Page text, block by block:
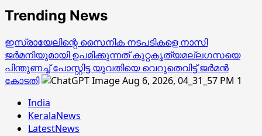
Trending News
ഇസ്രായേലിന്റെ സൈനിക നടപടികളെ നാസി
ജര്‍മനിയുമായി ഉപമിക്കുന്നത് കുറ്റകൃത്യമല്ലഗസയെ
പിന്തുണച്ച് പോസ്റ്റിട്ട യുവതിയെ വെറുതെവിട്ട് ജര്‍മന്‍
കോടതി
1
India
KeralaNews
LatestNews